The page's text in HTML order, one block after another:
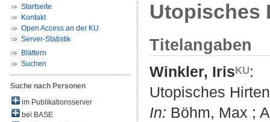
Startseite
Kontakt
Open Access an der KU
Server-Statistik
Blättern
Suchen
Suche nach Personen
im Publikationsserver
bei BASE
Utopisches
Titelangaben
Winkler, Iris
:
Utopisches
In: Böhm, Max ;